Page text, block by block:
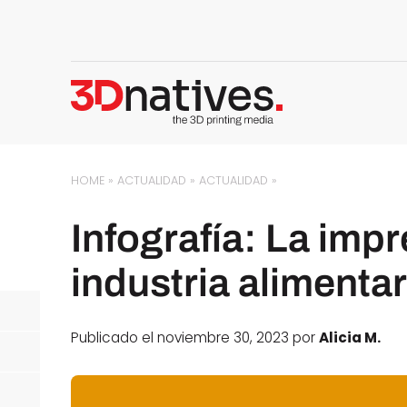
HOME »ACTUALIDAD »ACTUALIDAD »
Infografía: La
industria
Publicado el noviembre 30, 2023 porAlicia M.